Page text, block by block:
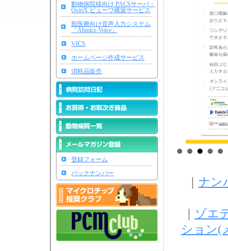
｜ ナン
｜ ゾエ
ション(
動物病院様向け PACSサーバ・
OsiriX ビューワ構築サービス
獣医療向け音声入力システム
「Ahmics-Voice」
VICS
ホームページ作成サービス
消耗品販売
登録フォーム
バックナンバー